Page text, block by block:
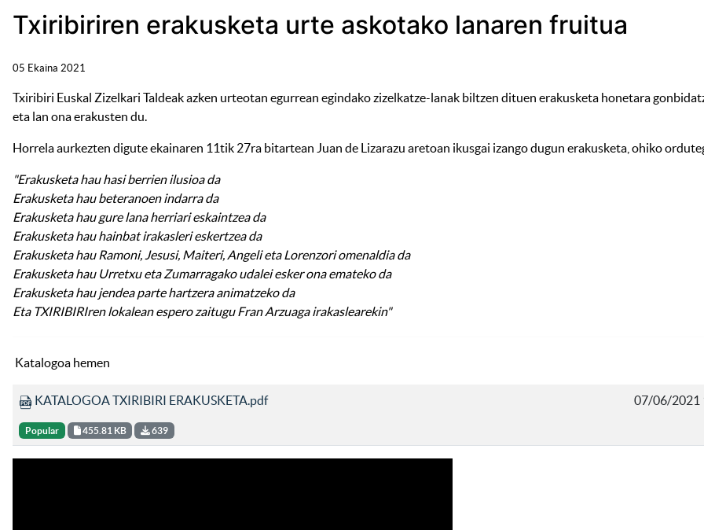
Txiribiriren erakusketa urte askotako lanaren fruitua
05 Ekaina 2021
Txiribiri Euskal Zizelkari Taldeak azken urteotan egurrean egindako zizelkatze-lanak biltzen dituen erakusketa honetara
eta lan ona erakusten du.
Horrela aurkezten digute ekainaren 11tik 27ra bitartean Juan de Lizarazu aretoan ikusgai izango dugun erakusketa, ohiko
"Erakusketa hau hasi berrien ilusioa da
Erakusketa hau beteranoen indarra da
Erakusketa hau gure lana herriari eskaintzea da
Erakusketa hau hainbat irakasleri eskertzea da
Erakusketa hau Ramoni, Jesusi, Maiteri, Angeli eta Lorenzori omenaldia da
Erakusketa hau Urretxu eta Zumarragako udalei esker ona emateko da
Erakusketa hau jendea parte hartzera animatzeko da
Eta TXIRIBIRIren lokalean espero zaitugu Fran Arzuaga irakaslearekin"
Katalogoa hemen
KATALOGOA TXIRIBIRI ERAKUSKETA.pdf
Popular 455.81 KB 639
07/06/2021